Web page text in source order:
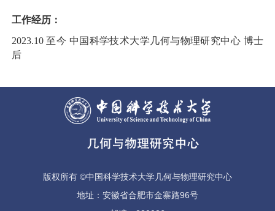
工作经历：
2023.10 至今 中国科学技术大学几何与物理研究中心 博士
后
版权所有 ©中国科学技术大学几何与物理研究中心
地址：安徽省合肥市金寨路96号